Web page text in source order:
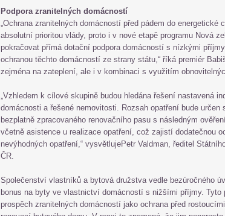
Podpora zranitelných domácností
„Ochrana zranitelných domácností před pádem do energetické
absolutní prioritou vlády, proto i v nové etapě programu Nová
pokračovat přímá dotační podpora domácností s nízkými
ochranou těchto domácností ze strany státu,“ říká premiér
zejména na zateplení, ale i v kombinaci s využitím
„Vzhledem k cílové skupině budou hledána řešení nastavená
domácnosti a řešené nemovitosti. Rozsah opatření bude určen
bezplatně zpracovaného renovačního pasu s následným
včetně asistence u realizace opatření, což zajistí dodatečnou
nevýhodných opatření,“ vysvětlujePetr Valdman, ředitel
ČR.
Společenství vlastníků a bytová družstva vedle bezúročného
bonus na byty ve vlastnictví domácností s nižšími příjmy. Tyto
prospěch zranitelných domácností jako ochrana před